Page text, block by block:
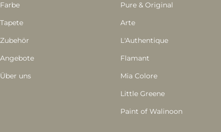
Farbe
Tapete
Zubehör
Angebote
Über uns
Pure & Original
Arte
L'Authentique
Flamant
Mia Colore
Little Greene
Paint of Walinoon